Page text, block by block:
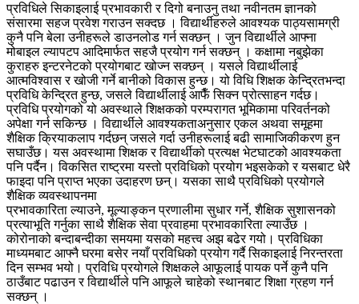
प्रविधिले सिकाइलाई प्रभावकारी र दिगो बनाउनु तथा नवीनतम ज्ञानको
संसारमा सहज प्रवेश गराउन सक्दछ । विद्यार्थीहरुले आवश्यक पाठ्यसामग्री
कुनै पनि बेला उनीहरूले डाउनलोड गर्न सक्छन् । जुन विद्यार्थीले आफ्ना
मोबाइल ल्यापटप आदिमार्फत सहजै प्रयोग गर्न सक्छन् । कक्षामा नबुझेका
कुराहरु इन्टरनेटको प्रयोगबाट खोज्न सक्छन् । यसले विद्यार्थीलाई
आत्मविश्वास र खोजी गर्ने बानीको विकास हुन्छ। यो विधि शिक्षक केन्द्रितभन्दा
प्रविधि केन्द्रित हुन्छ, जसले विद्यार्थीलाई आफैँ सिक्न प्रोत्साहन गर्दछ।
प्रविधि प्रयोगको यो अवस्थाले शिक्षकको परम्परागत भूमिकामा परिवर्तनको
अपेक्षा गर्न सकिन्छ । विद्यार्थीले आवश्यकताअनुसार एकल अथवा समूहमा
शैक्षिक क्रियाकलाप गर्दछन् जसले गर्दा उनीहरूलाई बढी सामाजिकीकरण हुन
सघाउँछ। यस अवस्थामा शिक्षक र विद्यार्थीको प्रत्यक्ष भेटघाटको आवश्यकता
पनि पर्दैन। विकसित राष्ट्रमा यस्तो प्रविधिको प्रयोग भइसकेको र यसबाट धेरै
फाइदा पनि प्राप्त भएका उदाहरण छन्। यसका साथै प्रविधिको प्रयोगले
शैक्षिक व्यवस्थापनमा
प्रभावकारिता ल्याउने, मूल्याङ्कन प्रणालीमा सुधार गर्ने, शैक्षिक सुशासनको
प्रत्याभूति गर्नुका साथै शैक्षिक सेवा प्रवाहमा प्रभावकारिता ल्याउँछ ।
कोरोनाको बन्दाबन्दीका समयमा यसको महत्त्व अझ बढेर गयो। प्रविधिका
माध्यमबाट आफ्नै घरमा बसेर नयाँ प्रविधिको प्रयोग गर्दै सिकाइलाई निरन्तरता
दिन सम्भव भयो। प्रविधि प्रयोगले शिक्षकले आफूलाई पायक पर्ने कुनै पनि
ठाउँबाट पढाउन र विद्यार्थीले पनि आफूले चाहेको स्थानबाट शिक्षा ग्रहण गर्न
सक्छन् ।